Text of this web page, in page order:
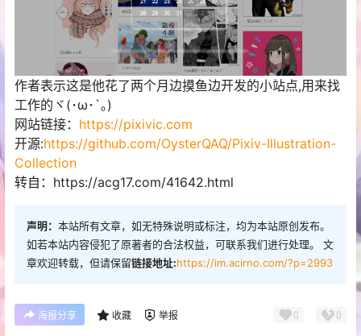
作者表示这是他花了两个月边摸鱼边开发的小站点,用来找
工作的ヾ(･ω･`｡)
网站链接： https://pixivic.com
开源:https://github.com/OysterQAQ/Pixiv-Illustration-
Collection
转自：https://acg17.com/41642.html
声明： 本站所有文章，如无特殊说明或标注，均为本站原创发布。
如若本站内容侵犯了原著者的合法权益，可联系我们进行处理。 文
章欢迎转载，但请保留链接地址:https://im.acirno.com/?p=2993
海报分享 收藏 举报 0 0